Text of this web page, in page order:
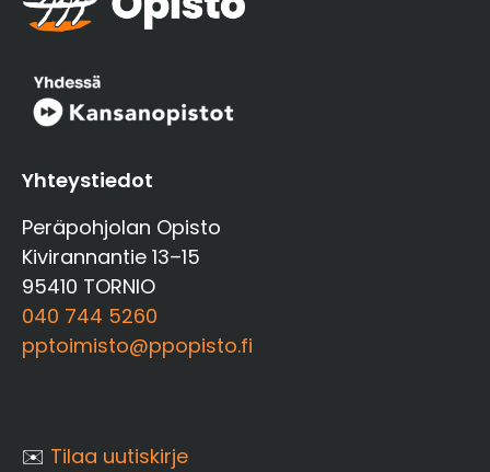
Yhteystiedot
Peräpohjolan Opisto
Kivirannantie 13–15
95410 TORNIO
040 744 5260
pptoimisto@ppopisto.fi
✉️ Tilaa uutiskirje